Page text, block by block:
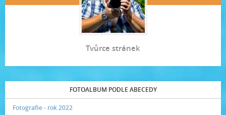
Tvůrce stránek
FOTOALBUM PODLE ABECEDY
Fotografie - rok 2022